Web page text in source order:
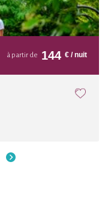
à partir de 144 € / nuit